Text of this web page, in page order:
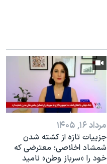
مرداد ۱۶, ۱۴۰۵
جزییات تازه از کشته شدن
شمشاد اخلاصی؛ معترضی که
خود را «سرباز وطن» نامید